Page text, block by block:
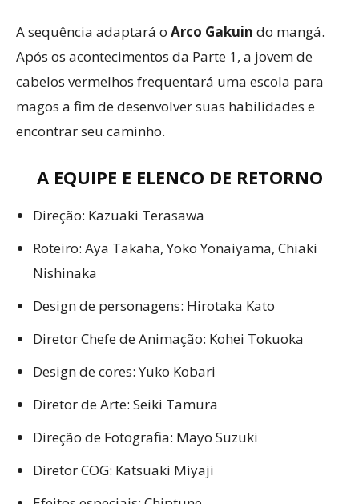
A sequência adaptará o Arco Gakuin do mangá.
Após os acontecimentos da Parte 1, a jovem de
cabelos vermelhos frequentará uma escola para
magos a fim de desenvolver suas habilidades e
encontrar seu caminho.
A EQUIPE E ELENCO DE RETORNO
Direção: Kazuaki Terasawa
Roteiro: Aya Takaha, Yoko Yonaiyama, Chiaki
Nishinaka
Design de personagens: Hirotaka Kato
Diretor Chefe de Animação: Kohei Tokuoka
Design de cores: Yuko Kobari
Diretor de Arte: Seiki Tamura
Direção de Fotografia: Mayo Suzuki
Diretor COG: Katsuaki Miyaji